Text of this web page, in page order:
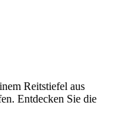
Reitstiefel aus
Entdecken Sie die